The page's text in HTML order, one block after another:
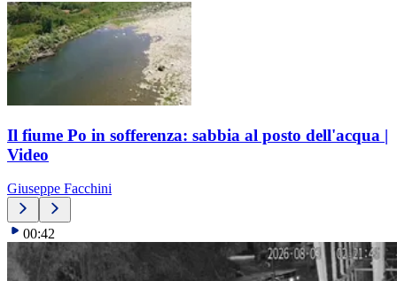
Il fiume Po in sofferenza: sabbia al posto dell'acqua |
Video
Giuseppe Facchini
00:42